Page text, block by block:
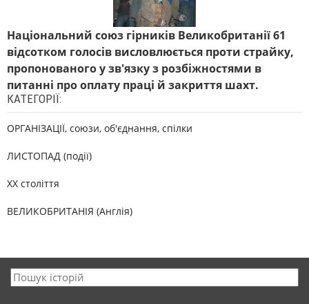
Національний союз гірників Великобританії 61
відсотком голосів висловлюється проти страйку,
пропонованого у зв'язку з розбіжностями в
питанні про оплату праці й закриття шахт.
КАТЕГОРІЇ:
ОРГАНІЗАЦІЇ, союзи, об'єднання, спілки
ЛИСТОПАД (події)
XX століття
ВЕЛИКОБРИТАНІЯ (Англія)